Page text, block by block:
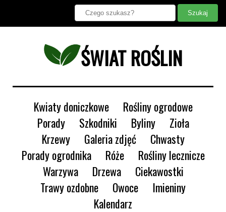
ŚWIAT ROŚLIN
Kwiaty doniczkowe
Rośliny ogrodowe
Porady
Szkodniki Byliny
Zioła
Krzewy
Galeria zdjęć
Chwasty
Porady ogrodnika
Róże
Rośliny lecznicze
Warzywa
Drzewa
Ciekawostki
Trawy ozdobne
Owoce
Imieniny
Kalendarz